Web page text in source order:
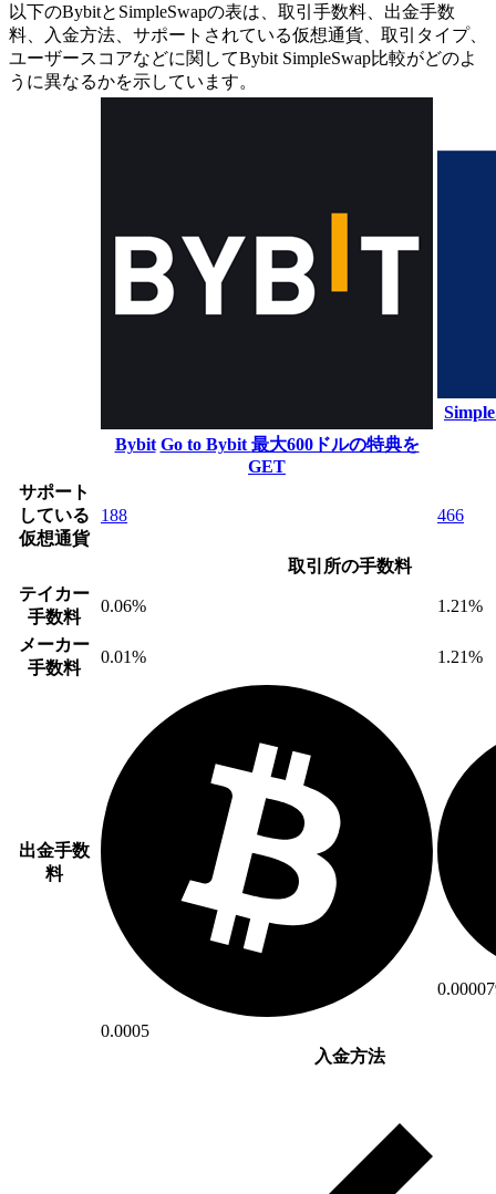
以下のBybitとSimpleSwapの表は、取引手数料、出金手数
料、入金方法、サポートされている仮想通貨、取引タイプ、
ユーザースコアなどに関してBybit SimpleSwap比較がどのよ
うに異なるかを示しています。
Bybit Go to Bybit 最大600ドルの特典を
GET
サポート
している
仮想通貨
188 466
取引所の手数料
テイカー
手数料
0.06% 1.21%
メーカー
手数料
0.01% 1.21%
出金手数
料
0.0005
入金方法